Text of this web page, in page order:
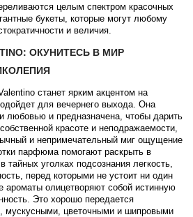
целым спектром красочных
букеты, которые могут любому
и величия.
ОКУНИТЕСЬ В МИР
станет ярким акцентом на
для вечернего выхода. Она
любовью и предназначена, чтобы дарить
красоте и неподражаемости,
и непримечательный миг ощущение
парфюма помогают раскрыть в
тайных уголках подсознания легкость,
перед которыми не устоит ни один
олицетворяют собой истинную
Это хорошо передается
мускусными, цветочными и шипровыми